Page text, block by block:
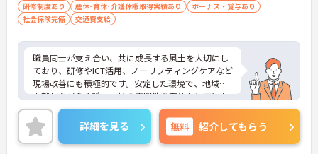
研修制度あり
産休･育休･介護休暇取得実績あり
ボーナス・賞与あり
社会保険完備
交通費支給
職員同士が支え合い、共に成長する風土を大切にし
ており、研修やICT活用、ノーリフティングケアなど
現場改善にも積極的です。安定した環境で、地域に
貢献しながら介護・福祉の専門性を高めたい方にお
すすめです。
ご興味ある方には、面接対策ポイントなど、さらに
詳細をお話しいたしますのでお気軽にご相談くださ
い！
詳細を見る 無料 紹介してもらう